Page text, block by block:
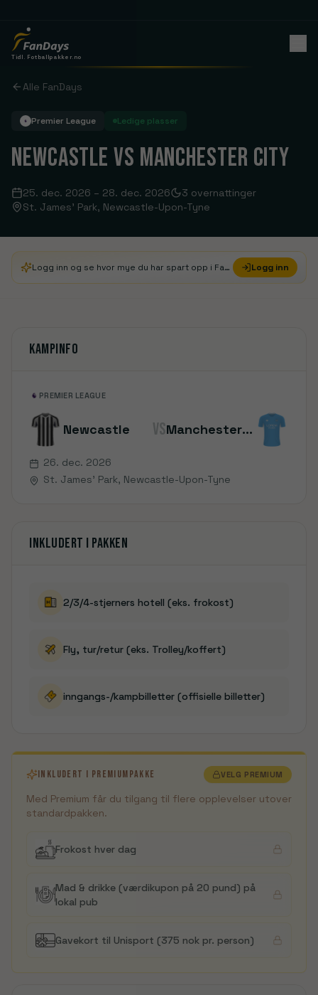
Tidl. Fotballpakker.no
Alle FanDays
Premier League Ledige plasser
NEWCASTLE VS MANCHESTER CITY
25. dec. 2026 – 28. dec. 2026 3 overnattinger
St. James' Park, Newcastle-Upon-Tyne
Logg inn og se hvor mye du har spart opp i FanDays Credits Logg inn
Kampinfo
PREMIER LEAGUE
Newcastle VS Manchester City
26. dec. 2026
St. James' Park, Newcastle-Upon-Tyne
Inkludert i pakken
2/3/4-stjerners hotell (eks. frokost)
Fly, tur/retur (eks. Trolley/koffert)
inngangs-/kampbilletter (offisielle billetter)
INKLUDERT I PREMIUMPAKKE VELG PREMIUM
Med Premium får du tilgang til flere opplevelser utover
standardpakken.
Frokost hver dag
Mad & drikke (værdikupon på 20 pund) på
lokal pub
Gavekort til Unisport (375 nok pr. person)